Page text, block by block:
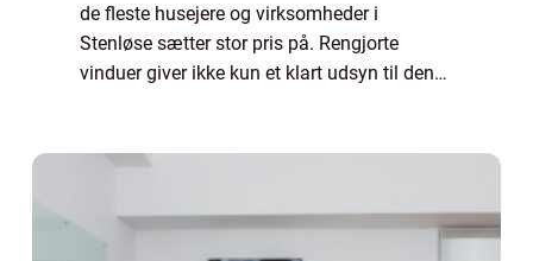
de fleste husejere og virksomheder i
Stenløse sætter stor pris på. Rengjorte
vinduer giver ikke kun et klart udsyn til den